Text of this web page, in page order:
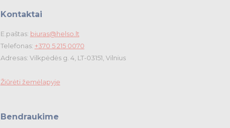
Kontaktai
E.paštas: biuras@helso.lt
Telefonas: +370 5 215 0070
Adresas: Vilkpėdės g. 4, LT-03151, Vilnius
Žiūrėti žemėlapyje
Bendraukime